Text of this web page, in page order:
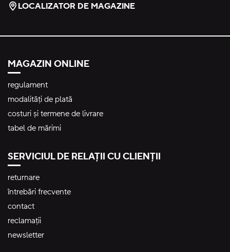
LOCALIZATOR DE MAGAZINE
MAGAZIN ONLINE
regulament
modalități de plată
costuri și termene de livrare
tabel de mărimi
SERVICIUL DE RELAȚII CU CLIENȚII
returnare
întrebări frecvente
contact
reclamații
newsletter